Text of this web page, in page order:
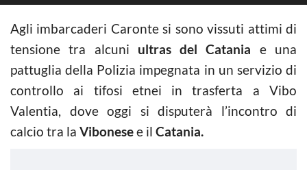
Agli imbarcaderi Caronte si sono vissuti attimi di
tensione tra alcuni ultras del Catania e una
pattuglia della Polizia impegnata in un servizio di
controllo ai tifosi etnei in trasferta a Vibo
Valentia, dove oggi si disputerà l’incontro di
calcio tra la Vibonesee il Catania.